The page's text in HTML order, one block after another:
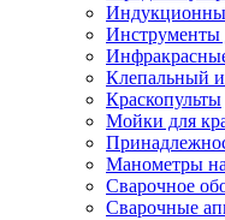
Инструменты
Клепальный
Краскопульты
Мойки для
Манометры на
Сварочное
Сварочные